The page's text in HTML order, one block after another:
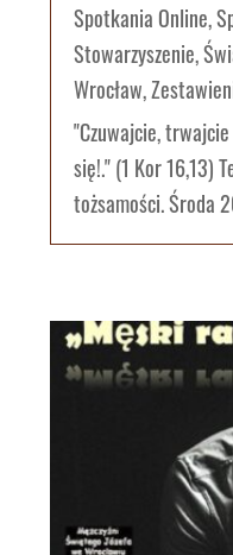
Spotkania Online,
Stowarzyszenie,
Wrocław,
"Czuwajcie,
się!." (1 Kor 16,13)
tożsamości. Środa